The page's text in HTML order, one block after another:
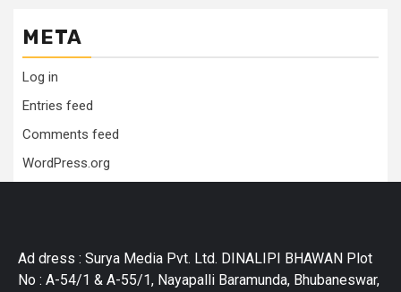
META
Log in
Entries feed
Comments feed
WordPress.org
Ad dress : Surya Media Pvt. Ltd. DINALIPI BHAWAN Plot
No : A-54/1 & A-55/1, Nayapalli Baramunda, Bhubaneswar,